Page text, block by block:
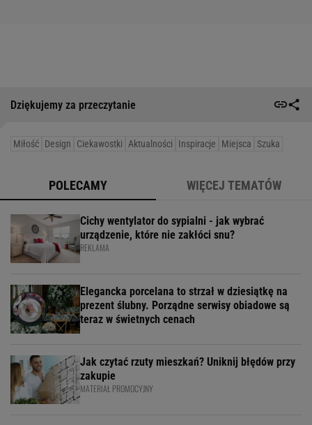
Dziękujemy za przeczytanie
Miłość Design Ciekawostki Aktualności Inspiracje Miejsca Szuka
POLECAMY WIĘCEJ TEMATÓW
Cichy wentylator do sypialni - jak wybrać
urządzenie, które nie zakłóci snu?
REKLAMA
Elegancka porcelana to strzał w dziesiątkę na
prezent ślubny. Porządne serwisy obiadowe są
teraz w świetnych cenach
Jak czytać rzuty mieszkań? Uniknij błędów przy
zakupie
MATERIAŁ PROMOCYJNY